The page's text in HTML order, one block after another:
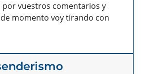
por vuestros comentarios y
momento voy tirando con